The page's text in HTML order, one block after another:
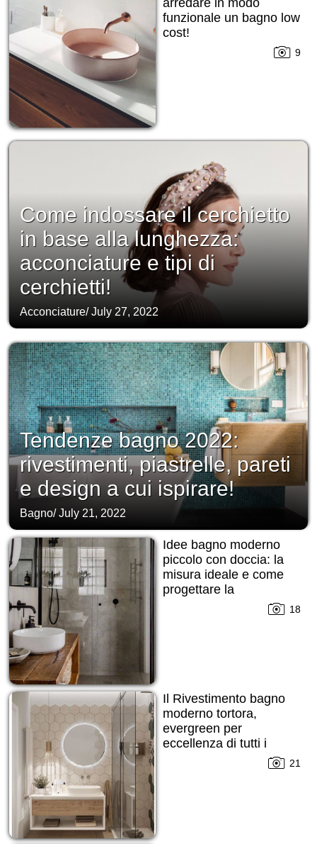
arredare in modo
funzionale un bagno low
cost!
9
Come indossare il cerchietto
in base alla lunghezza:
acconciature e tipi di
cerchietti!
Acconciature/July 27, 2022
Tendenze bagno 2022:
rivestimenti, piastrelle, pareti
e design a cui ispirare!
Bagno/July 21, 2022
Idee bagno moderno
piccolo con doccia: la
misura ideale e come
progettare la
18
Il Rivestimento bagno
moderno tortora,
evergreen per
eccellenza di tutti i
21